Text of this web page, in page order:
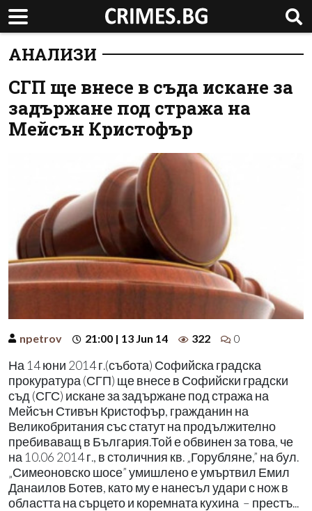
АНАЛИЗИ
СГП ще внесе в съда искане за
задържане под стража на
Мейсън Кристофър
npetrov 21:00 | 13 Jun 14 322 0
На 14 юни 2014 г.(събота) Софийска градска
прокуратура (СГП) ще внесе в Софийски градски
съд (СГС) искане за задържане под стража на
Мейсън Стивън Кристофър, гражданин на
Великобритания със статут на продължително
пребиваващ в България.Той е обвинен за това, че
на 10.06 2014 г., в столичния кв. „Горубляне,” на бул.
„Симеоновско шосе” умишлено е умъртвил Емил
Данаилов Ботев, като му е нанесъл удари с нож в
областта на сърцето и коремната кухина – престъ...